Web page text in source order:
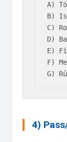
A)
B)
C)
D)
E)
F)
G)
4)